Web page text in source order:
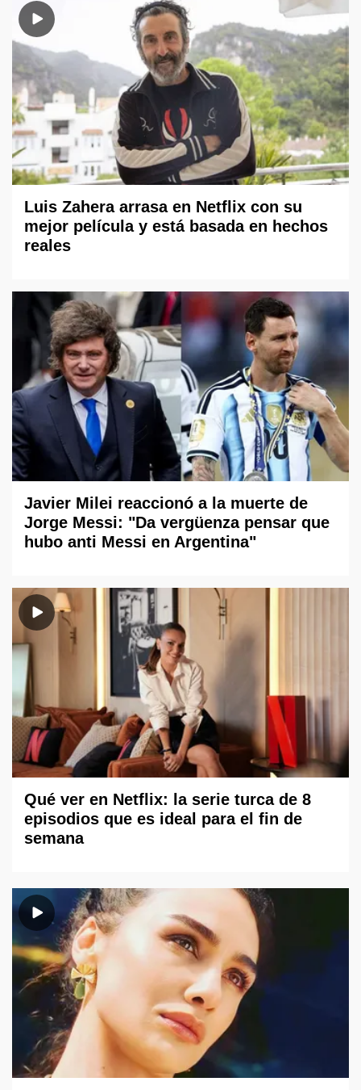
Luis Zahera arrasa en Netflix con su
mejor película y está basada en hechos
reales
Javier Milei reaccionó a la muerte de
Jorge Messi: "Da vergüenza pensar que
hubo anti Messi en Argentina"
Qué ver en Netflix: la serie turca de 8
episodios que es ideal para el fin de
semana